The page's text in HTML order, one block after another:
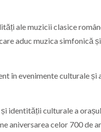
ale muzicii clasice
aduc muzica simfonică
în evenimente culturale și
identității culturale a
aniversarea celor 700 de